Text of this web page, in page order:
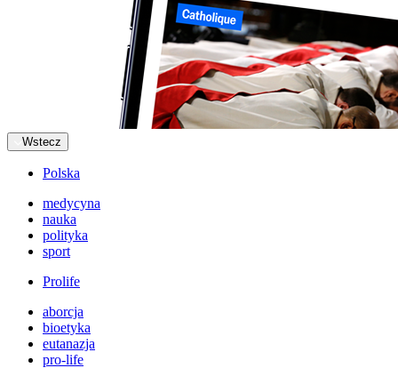
Wstecz
Polska
medycyna
nauka
polityka
sport
Prolife
aborcja
bioetyka
eutanazja
pro-life